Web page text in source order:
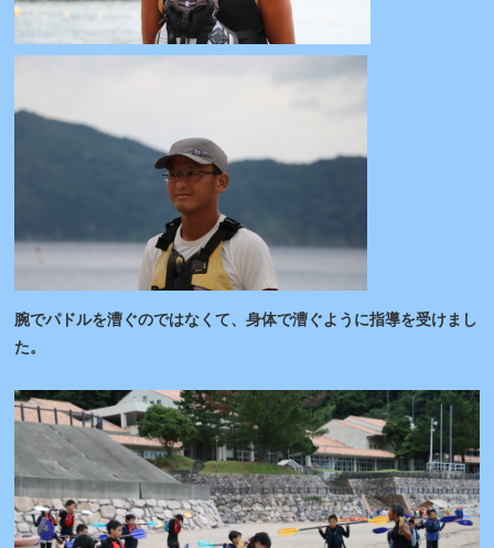
腕でパドルを漕ぐのではなくて、身体で漕ぐように指導を受けまし
た。